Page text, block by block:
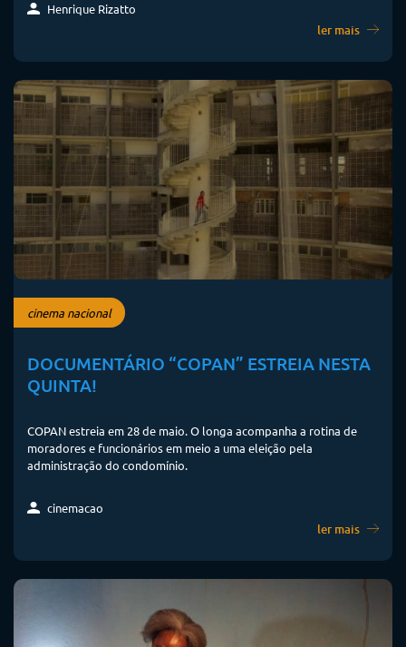
Henrique Rizatto
ler mais
cinema nacional
DOCUMENTÁRIO “COPAN” ESTREIA NESTA
QUINTA!
COPAN estreia em 28 de maio. O longa acompanha a rotina de
moradores e funcionários em meio a uma eleição pela
administração do condomínio.
cinemacao
ler mais